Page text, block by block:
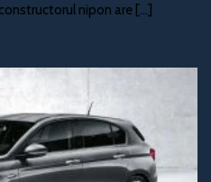
nipon are [...]